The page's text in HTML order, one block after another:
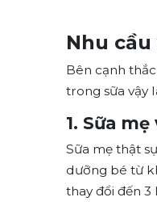
Nhu
Bên cạnh
trong sữa vậy
1. Sữa
Sữa mẹ thật
dưỡng bé từ
thay đổi đến